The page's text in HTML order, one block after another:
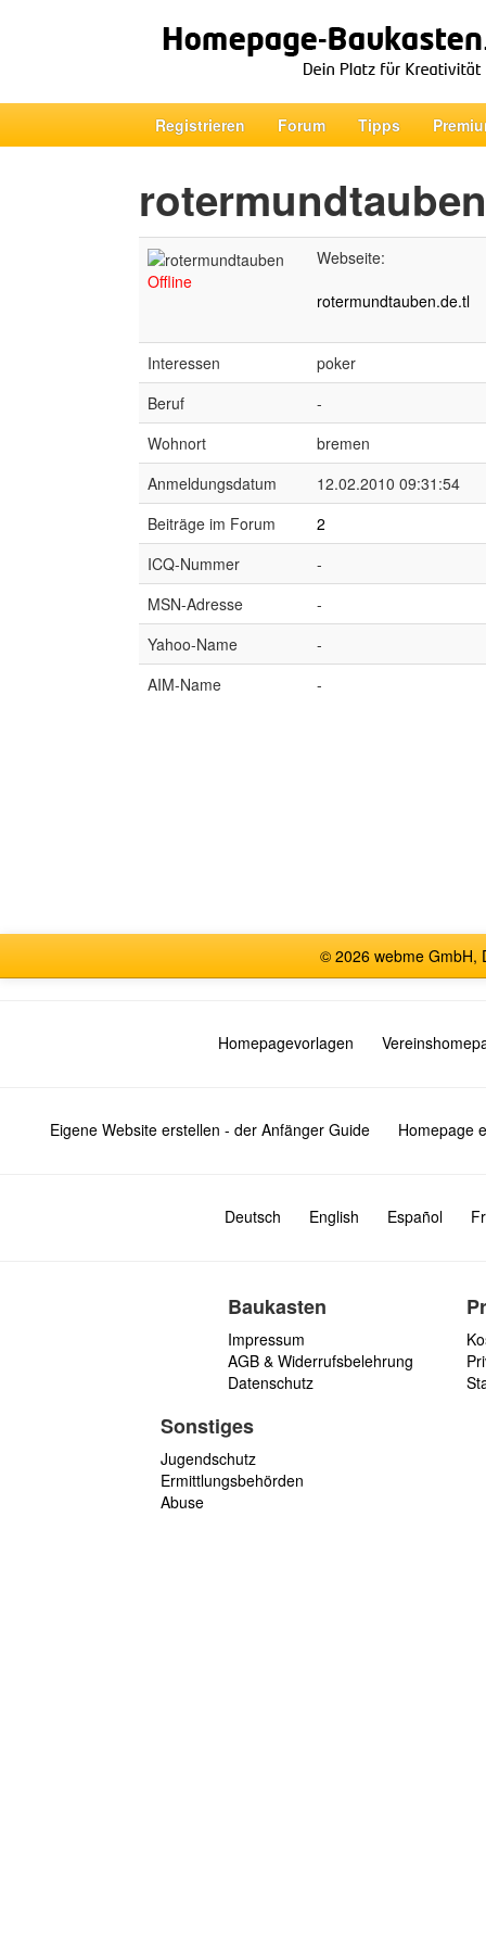
Registrieren Forum Tipps
rotermundtauben
Offline
Webseite:
rotermundtauben.de.tl
Interessen
poker
Beruf
-
Wohnort
bremen
Anmeldungsdatum
12.02.2010 09:31:54
Beiträge im Forum
2
ICQ-Nummer
-
MSN-Adresse
-
Yahoo-Name
-
AIM-Name
-
© 2026 webme GmbH,
Homepagevorlagen
Eigene Website erstellen - der Anfänger Guide Homepage
Deutsch English Español
Baukasten
Impressum
AGB & Widerrufsbelehrung
Datenschutz
Sonstiges
Jugendschutz
Ermittlungsbehörden
Abuse